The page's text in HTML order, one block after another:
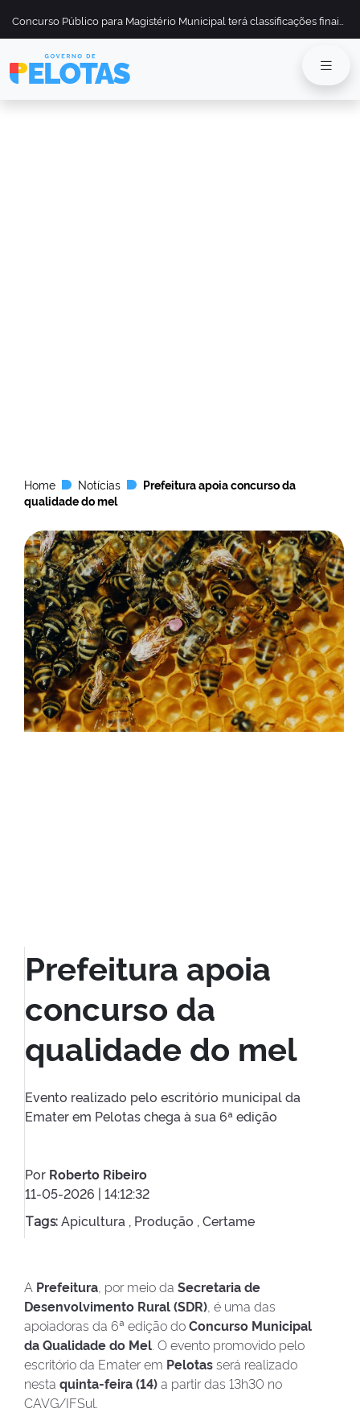
Home Notícias
Prefeitura apoia concurso da
qualidade do mel
Prefeitura apoia
concurso da
qualidade do mel
Evento realizado pelo escritório municipal da
Emater em Pelotas chega à sua 6ª edição
Por Roberto Ribeiro
11-05-2026 | 14:12:32
Tags: Apicultura , Produção , Certame
A Prefeitura , por meio da Secretaria de
Desenvolvimento Rural (SDR) , é uma das
apoiadoras da 6ª edição doConcurso Municipal
da Qualidade do Mel . O evento promovido pelo
escritório da Emater em Pelotasserá realizado
nesta quinta-feira (14)a partir das 13h30 no
CAVG/IFSul.